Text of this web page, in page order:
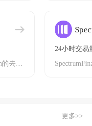
24小时交易
更多>>